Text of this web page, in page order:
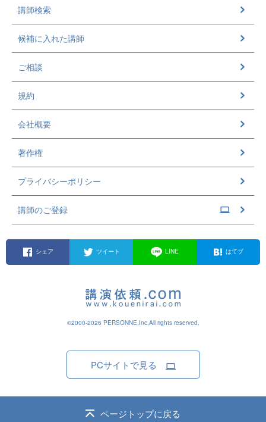
講師検索
候補に入れた講師
ご相談
規約
会社概要
著作権
プライバシーポリシー
講師のご登録
シェア ツイート LINE はてブ
©2000-2026 PERSONNE,Inc,All rights reserved.
PCサイトで見る
ページトップに戻る